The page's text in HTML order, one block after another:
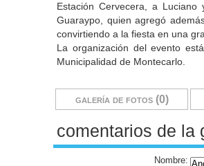
Estación Cervecera, a
Guaraypo, quien agregó
convirtiendo a la fiesta en una
La organización del evento
Municipalidad de Montecarlo.
galería de fotos (0)
comentarios de la
Nombre: